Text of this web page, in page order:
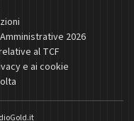
2026
al TCF
e ai cookie